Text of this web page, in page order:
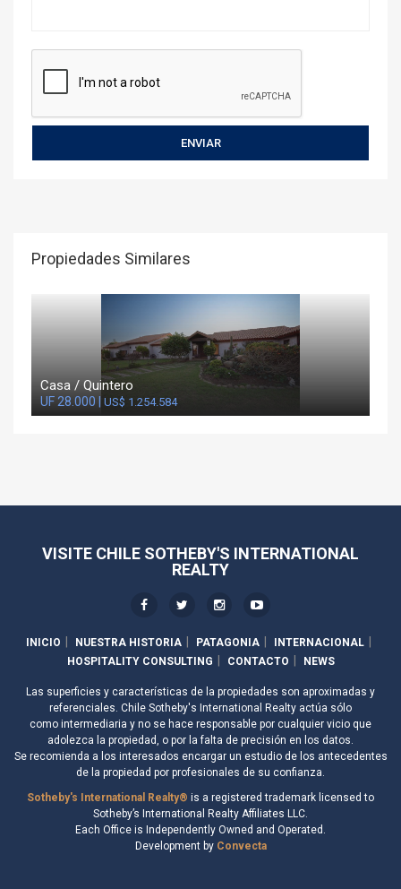
Propiedades Similares
Casa / Quintero
UF 28.000 | US$ 1.254.584
VISITE CHILE SOTHEBY'S INTERNATIONAL
REALTY
INICIO NUESTRA HISTORIA PATAGONIA
INTERNACIONAL
HOSPITALITY CONSULTING
CONTACTO NEWS
Las superficies y características de la propiedades son aproximadas y
referenciales. Chile Sotheby's International Realty actúa sólo
como intermediaria y no se hace responsable por cualquier vicio que
adolezca la propiedad, o por la falta de precisión en los datos.
Se recomienda a los interesados encargar un estudio de los antecedentes
de la propiedad por profesionales de su confianza.
Sotheby's International Realty® is a registered trademark licensed to
Sotheby’s International Realty Affiliates LLC.
Each Office is Independently Owned and Operated.
Development by Convecta